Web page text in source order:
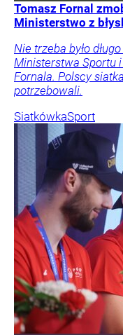
Tomasz Fornal
Ministerstwo z
Nie trzeba było
Ministerstwa Sportu
Fornala. Polscy
potrzebowali.
SiatkówkaSport